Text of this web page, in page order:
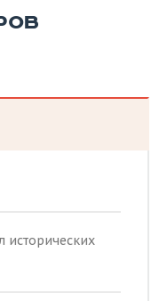
исторических